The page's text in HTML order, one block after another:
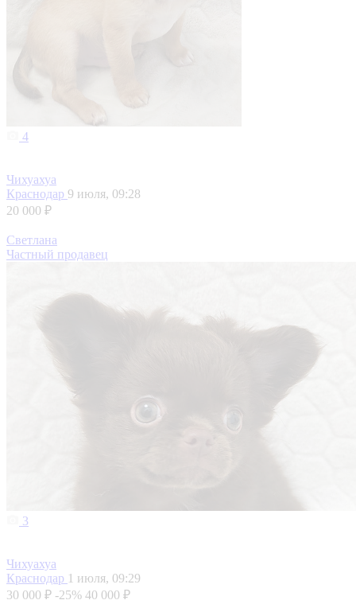
4
Чихуахуа
Краснодар 9 июля, 09:28
20 000 ₽
Светлана
Частный продавец
3
Чихуахуа
Краснодар 1 июля, 09:29
30 000 ₽ -25% 40 000 ₽